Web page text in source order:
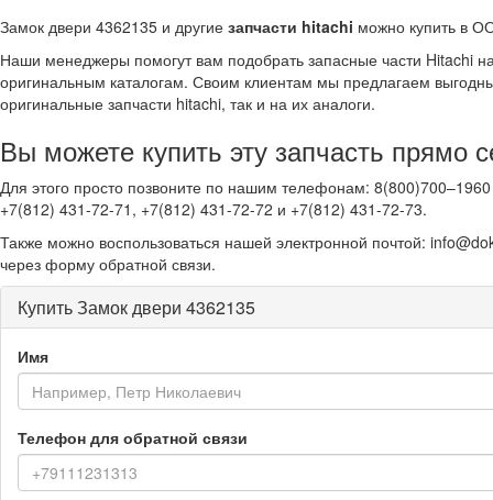
Замок двери 4362135 и другие запчасти hitachi можно купить в
Наши менеджеры помогут вам подобрать запасные части Hitachi
оригинальным каталогам. Своим клиентам мы предлагаем
оригинальные запчасти hitachi, так и на их аналоги.
Вы можете купить эту запчасть прямо
Для этого просто позвоните по нашим телефонам:
+7(812) 431-72-71, +7(812) 431-72-72 и +7(812) 431-72-73.
Также можно воспользоваться нашей электронной почтой:
через форму обратной связи.
Купить Замок двери 4362135
Имя
Телефон для обратной связи